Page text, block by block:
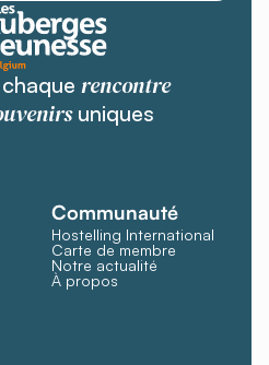
rencontre
uniques
Communauté
Hostelling International
Carte de membre
Notre actualité
À propos